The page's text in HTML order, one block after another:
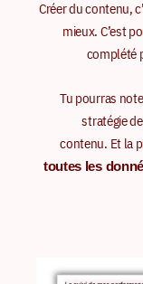
Créer du contenu,
mieux. C’est
complété
Tu pourras
stratégie
contenu. Et la
toutes les